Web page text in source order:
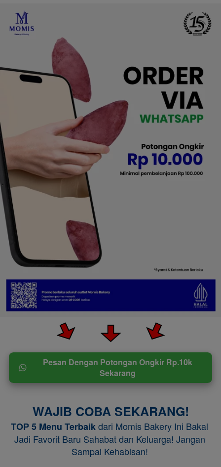
`
Pesan Dengan Potongan Ongkir Rp.10k
Sekarang
WAJIB COBA SEKARANG!
TOP 5 Menu Terbaik dari Momis Bakery Ini Bakal
Jadi Favorit Baru Sahabat dan Keluarga! Jangan
Sampai Kehabisan!